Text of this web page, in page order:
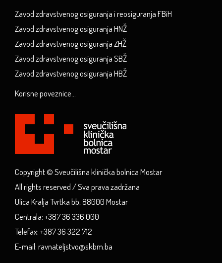
Zavod zdravstvenog osiguranja i reosiguranja FBiH
Zavod zdravstvenog osiguranja HNŽ
Zavod zdravstvenog osiguranja ZHŽ
Zavod zdravstvenog osiguranja SBŽ
Zavod zdravstvenog osiguranja HBŽ
Korisne poveznice...
Copyright © Sveučilišna klinička bolnica Mostar
All rights reserved / Sva prava zadržana
Ulica Kralja Tvrtka bb, 88000 Mostar
Centrala: +387 36 336 000
Telefax: +387 36 322 712
E-mail: ravnateljstvo@skbm.ba